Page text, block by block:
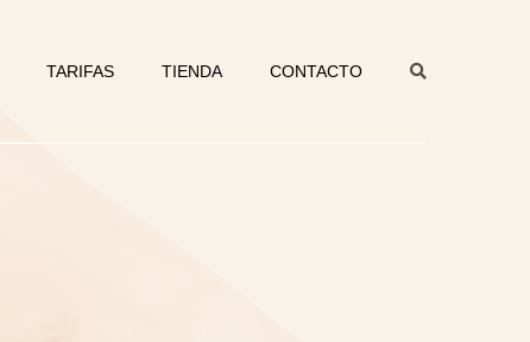
TARIFAS TIENDA CONTACTO